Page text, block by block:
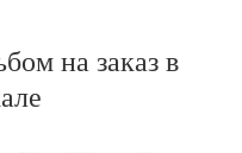
на заказ в